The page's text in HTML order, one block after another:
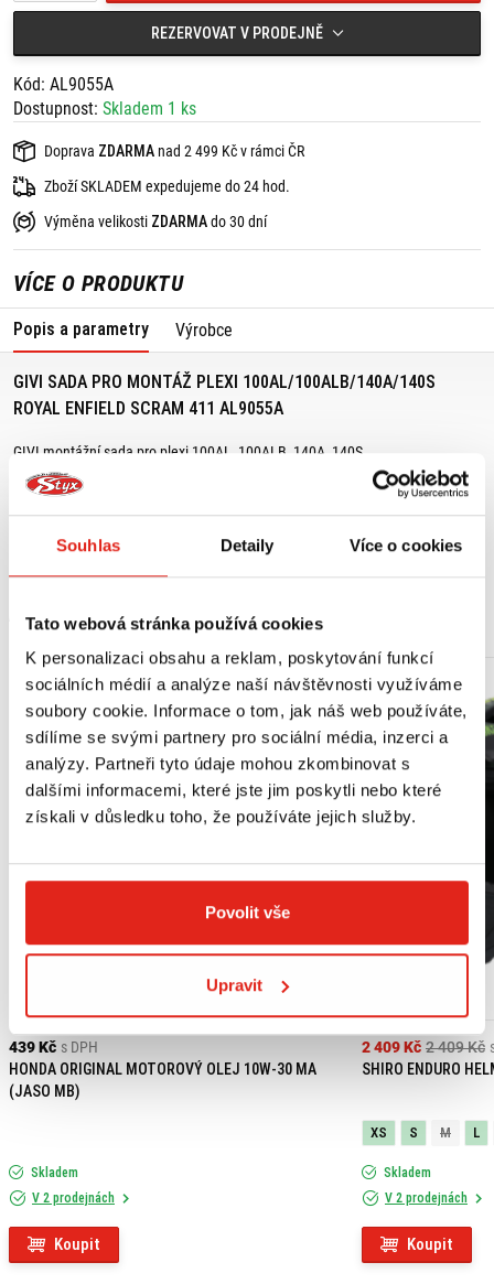
Souhlas Detaily Více o cookies
Tato webová stránka používá cookies
K personalizaci obsahu a reklam, poskytování funkcí
sociálních médií a analýze naší návštěvnosti využíváme
soubory cookie. Informace o tom, jak náš web používáte,
sdílíme se svými partnery pro sociální média, inzerci a
analýzy. Partneři tyto údaje mohou zkombinovat s
dalšími informacemi, které jste jim poskytli nebo které
získali v důsledku toho, že používáte jejich služby.
Povolit vše
Upravit
REZERVOVAT V PRODEJNĚ
Kód: AL9055A
Dostupnost: Skladem 1 ks
Doprava ZDARMA nad 2 499 Kč v rámci ČR
Zboží SKLADEM expedujeme do 24 hod.
Výměna velikosti ZDARMAdo 30 dní
VÍCE O PRODUKTU
Popis a parametry Výrobce
GIVI SADA PRO MONTÁŽ PLEXI 100AL/100ALB/140A/140S
ROYAL ENFIELD SCRAM 411 AL9055A
GIVI montážní sada pro plexi 100AL, 100ALB, 140A, 140S
Vhodné pro:
MOHLO BY SE VÁM LÍBIT
439 Kč s DPH
HONDA ORIGINAL MOTOROVÝ OLEJ 10W-30 MA
(JASO MB)
Skladem
V 2 prodejnách
Koupit
2 409 Kč
2 409 Kč
SHIRO ENDURO
XS S M L
Skladem
V 2 prodejnách
Koupit